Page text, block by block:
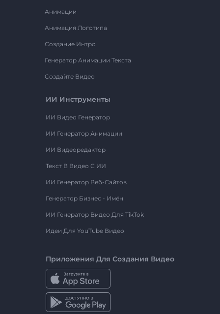
Анимации
Анимация Логотипа
Создание Интро
Генератор Анимации Текста
Создайте Видео
ИИ Инструменты
ИИ Видео Генератор
ИИ Генератор Анимации
ИИ Видеоредактор
Текст В Видео С ИИ
ИИ Генератор Веб-Сайтов
Генератор Бизнес - Имён
ИИ Генератор Видео Для TikTok
Идеи Для YouTube Видео
Приложения Для Создания Видео